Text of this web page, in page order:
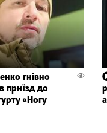
гнівно
приїзд до
«Ногу